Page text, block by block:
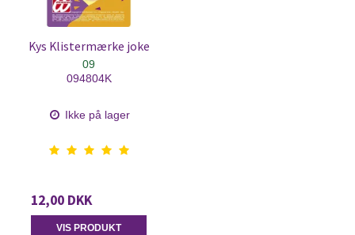
Kys Klistermærke joke
09
094804K
Ikke på lager
12,00 DKK
VIS PRODUKT